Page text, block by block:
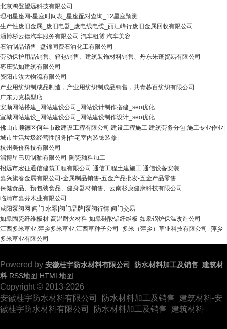
北京鸿登望远科技有限公司
理相星座网-星座时间表_星座配对查询_12星座预测
生产性废旧金属_废旧电器_废电线电缆_丽江峰行废旧金属回收有限公司
淄博杉云德汽车服务有限公司 汽车租赁 汽车美容
石油制品销售_盘锦同费石油化工有限公司
劳动保护用品销售、箱包销售、建筑装饰材料销售、丹东朱蓬贸易有限公司
枣庄弘如建筑有限公司
资阳市汝大物流有限公司
产业用纺织制成品制造，产业用纺织制成品销售，共青暮百纺织有限公司
广东力克模型店
安顺网站搭建_网站建设公司_网站设计制作搭建_seo优化
宣城网站建设_网站建设公司_网站建设制作设计_seo优化
佛山市顺德区何年市政建设工程有限公司|建设工程施工|建筑劳务分包|施工专业作业|
城市生活垃圾经营性服务|住宅室内装饰装修|
杭州美价科技有限公司
淄博星巴贝制釉有限公司-陶瓷釉料加工
招远市宏征通信建筑工程有限公司 通信工程土建施工 通信设备安装
嘉兴旗春金属有限公司-金属制品销售-五金产品批发-五金产品零售
保健食品、预包装食品、健身器材销售、云南杉庚健康科技有限公司
临清市嘉芬木业有限公司
咸阳泵阀网|阀门|水泵|阀门品牌|泵阀行情|阀门交易
如皋陶瓷纤维板材-高温耐火材料-如皋硅酸铝纤维板-如皋锅炉保温改造公司
江西多米草业,萍乡多米草业,江西草种子公司_多米（萍乡）草业科技有限公司_萍乡
多米草业有限公司
Powered by 安徽桂宇防水材料有限公司_防水材料加工及销售_建筑材
料 RSS地图 HTML地图
Copyright © 2013-2026
安徽桂宇防水材料有限公司_防水材料加工及销售_建筑材料-安
徽桂宇防水材料有限公司_防水材料加工及销售_建筑材料